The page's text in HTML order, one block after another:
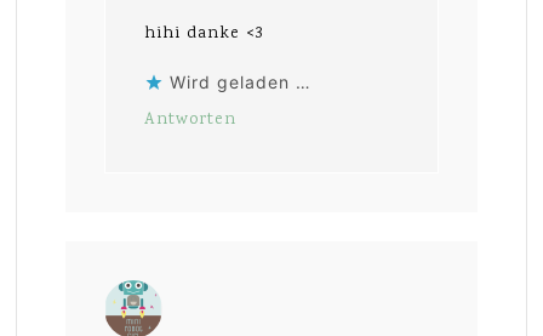
hihi danke <3
Wird geladen …
Antworten